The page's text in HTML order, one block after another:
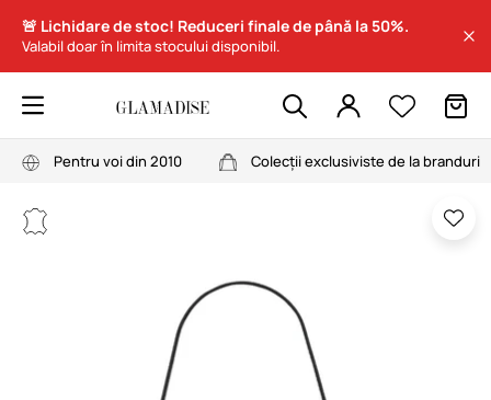
🚨 Lichidare de stoc! Reduceri finale de până la 50%.
Valabil doar în limita stocului disponibil.
Pentru voi din 2010 Colecții exclusiviste de la branduri